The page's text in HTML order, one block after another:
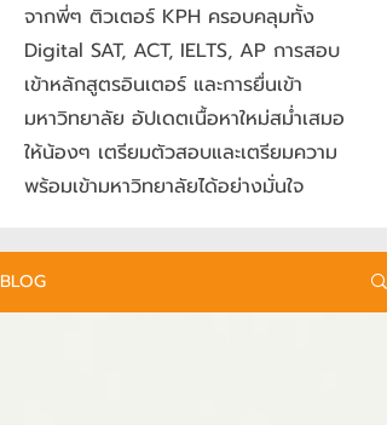
จากพี่ๆ ติวเตอร์ KPH ครอบคลุมทั้ง
Digital SAT, ACT, IELTS, AP การสอบ
เข้าหลักสูตรอินเตอร์ และการยื่นเข้า
มหาวิทยาลัย อัปเดตเนื้อหาใหม่สม่ำเสมอ
ให้น้องๆ เตรียมตัวสอบและเตรียมความ
พร้อมเข้ามหาวิทยาลัยได้อย่างมั่นใจ
BLOG